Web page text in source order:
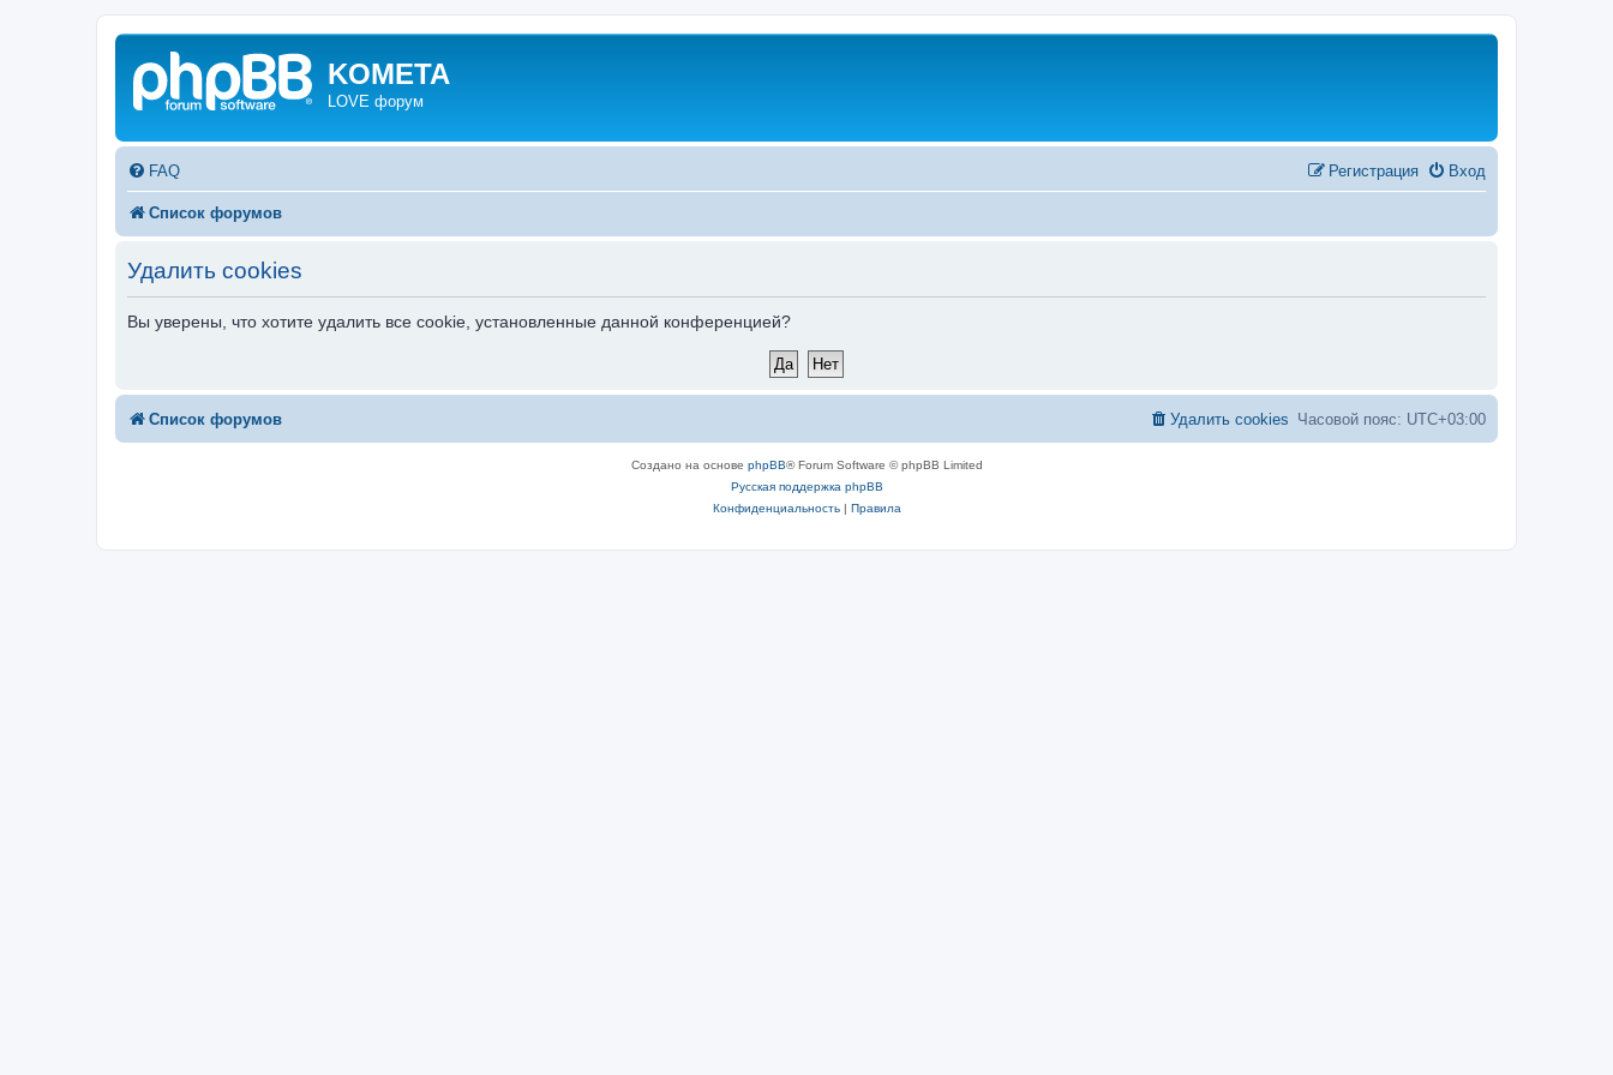
KOMETA
LOVE форум
FAQ Вход
Регистрация
Список форумов
Удалить cookies
Вы уверены, что хотите удалить все cookie, установленные данной конференцией?
Список форумов Часовой пояс: UTC+03:00
Удалить cookies
Создано на основе phpBB® Forum Software © phpBB Limited
Русская поддержка phpBB
Конфиденциальность| Правила